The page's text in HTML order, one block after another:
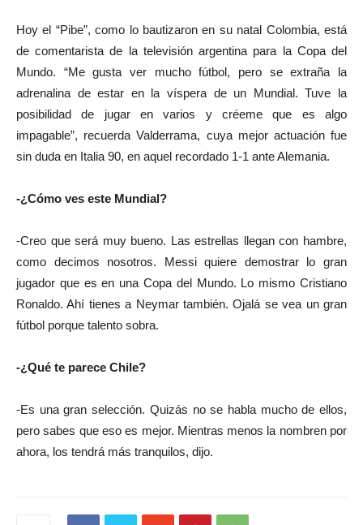
Hoy el “Pibe”, como lo bautizaron en su natal Colombia, está
de comentarista de la televisión argentina para la Copa del
Mundo. “Me gusta ver mucho fútbol, pero se extraña la
adrenalina de estar en la víspera de un Mundial. Tuve la
posibilidad de jugar en varios y créeme que es algo
impagable”, recuerda Valderrama, cuya mejor actuación fue
sin duda en Italia 90, en aquel recordado 1-1 ante Alemania.
-¿Cómo ves este Mundial?
-Creo que será muy bueno. Las estrellas llegan con hambre,
como decimos nosotros. Messi quiere demostrar lo gran
jugador que es en una Copa del Mundo. Lo mismo Cristiano
Ronaldo. Ahí tienes a Neymar también. Ojalá se vea un gran
fútbol porque talento sobra.
-¿Qué te parece Chile?
-Es una gran selección. Quizás no se habla mucho de ellos,
pero sabes que eso es mejor. Mientras menos la nombren por
ahora, los tendrá más tranquilos, dijo.